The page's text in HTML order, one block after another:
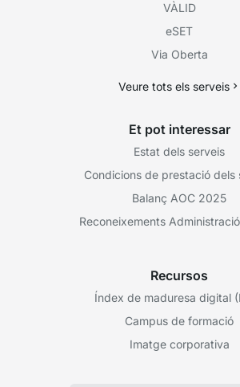
VÀLID
eSET
Via Oberta
Veure tots els serveis
Et pot interessar
Estat dels serveis
Condicions de prestació dels
Balanç AOC 2025
Reconeixements
Recursos
Índex de maduresa digital
Campus de formació
Imatge corporativa